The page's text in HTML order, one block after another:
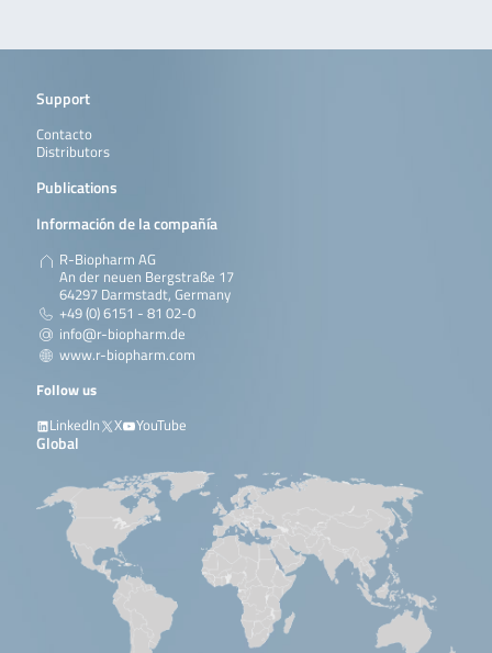
Support
Contacto
Distributors
Publications
Información de la compañía
R-Biopharm AG
An der neuen Bergstraße 17
64297 Darmstadt, Germany
+49 (0) 6151 - 81 02-0
info@r-biopharm.de
www.r-biopharm.com
Follow us
LinkedIn
X YouTube
Global